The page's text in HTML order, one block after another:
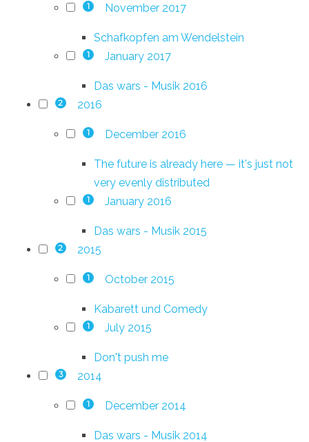
1 November 2017
Schafkopfen am Wendelstein
1 January 2017
Das wars - Musik 2016
2 2016
1 December 2016
The future is already here — it's just not
very evenly distributed
1 January 2016
Das wars - Musik 2015
2 2015
1 October 2015
Kabarett und Comedy
1 July 2015
Don't push me
3 2014
1 December 2014
Das wars - Musik 2014